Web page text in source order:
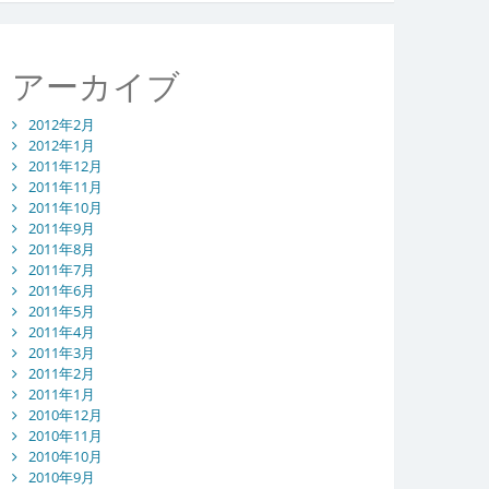
アーカイブ
2012年2月
2012年1月
2011年12月
2011年11月
2011年10月
2011年9月
2011年8月
2011年7月
2011年6月
2011年5月
2011年4月
2011年3月
2011年2月
2011年1月
2010年12月
2010年11月
2010年10月
2010年9月